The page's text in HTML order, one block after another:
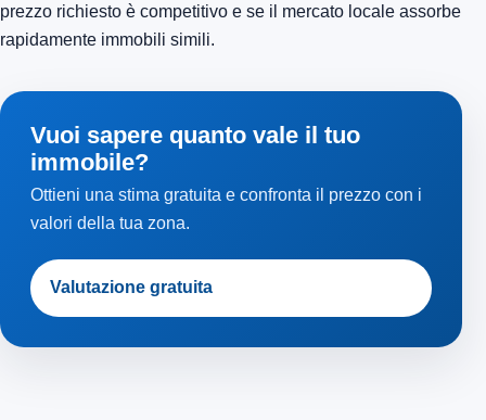
prezzo richiesto è competitivo e se il mercato locale assorbe
rapidamente immobili simili.
Vuoi sapere quanto vale il tuo
immobile?
Ottieni una stima gratuita e confronta il prezzo con i
valori della tua zona.
Valutazione gratuita